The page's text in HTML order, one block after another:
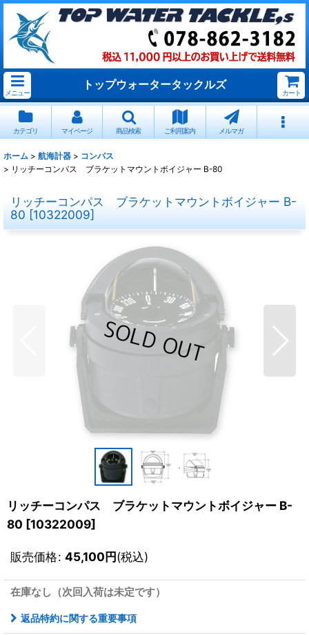
メニュー
トップウォータータックルズ
カート
カテゴリ マイページ 商品検索 ご利用案内 メルマガ
ホーム > 航海計器 > コンパス
> リッチーコンパス ブラケットマウントボイジャー B-80
リッチーコンパス ブラケットマウントボイジャー B-
80 [10322009]
リッチーコンパス ブラケットマウントボイジャー B-
80 [10322009]
販売価格: 45,100円(税込)
在庫なし（次回入荷は未定です）
返品特約に関する重要事項